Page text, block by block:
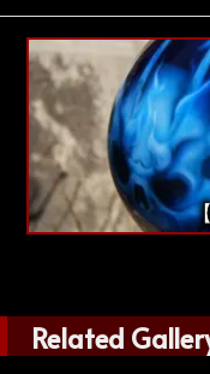
Related